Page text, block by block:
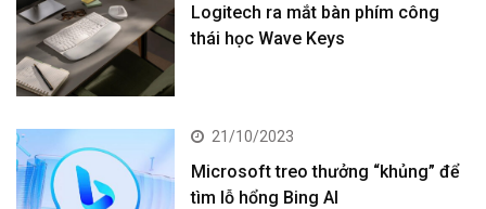
Logitech ra mắt bàn phím công
thái học Wave Keys
21/10/2023
Microsoft treo thưởng “khủng” để
tìm lỗ hổng Bing AI